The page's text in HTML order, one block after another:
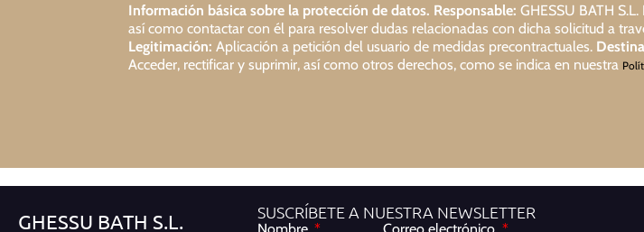
Información básica sobre la protección de datos. Responsable: GHESSU BATH S.L.
así como contactar con él para resolver dudas relacionadas con dicha solicitud a
Legitimación: Aplicación a petición del usuario de medidas precontractuales.
Acceder, rectificar y suprimir, así como otros derechos, como se indica en nuestra
GHESSU BATH S.L. SUSCRÍBETE A NUESTRA NEWSLETTER